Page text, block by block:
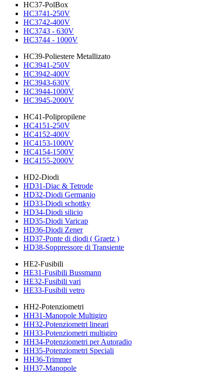
HC37-PolBox
HC3741-250V
HC3742-400V
HC3743 - 630V
HC3744 - 1000V
HC39-Poliestere Metallizato
HC3941-250V
HC3942-400V
HC3943-630V
HC3944-1000V
HC3945-2000V
HC41-Polipropilene
HC4151-250V
HC4152-400V
HC4153-1000V
HC4154-1500V
HC4155-2000V
HD2-Diodi
HD31-Diac & Tetrode
HD32-Diodi Germanio
HD33-Diodi schottky
HD34-Diodi silicio
HD35-Diodi Varicap
HD36-Diodi Zener
HD37-Ponte di diodi ( Graetz )
HD38-Soppressore di Transiente
HE2-Fusibili
HE31-Fusibili Bussmann
HE32-Fusibili vari
HE33-Fusibili vetro
HH2-Potenziometri
HH31-Manopole Multigiro
HH32-Potenziometri lineari
HH33-Potenziometri multigiro
HH34-Potenziometri per Autoradio
HH35-Potenziometri Speciali
HH36-Trimmer
HH37-Manopole